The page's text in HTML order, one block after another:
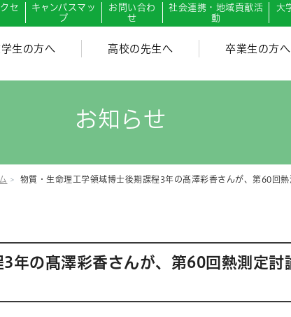
セ
キャンパスマッ
プ
お問い合わ
せ
社会連携・地域貢献活
動
大
生の方へ 高校の先生へ 卒業生の方へ
お知らせ
物質・生命理工学領域博士後期課程3年の髙澤彩香さんが、第60回
年の髙澤彩香さんが、第60回熱測定討